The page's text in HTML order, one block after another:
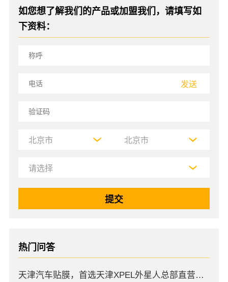
如您想了解我们的产品或加盟我们，请填写如
下资料：
发送
热门问答
天津汽车贴膜，首选天津XPEL外星人总部直营店，高口碑店